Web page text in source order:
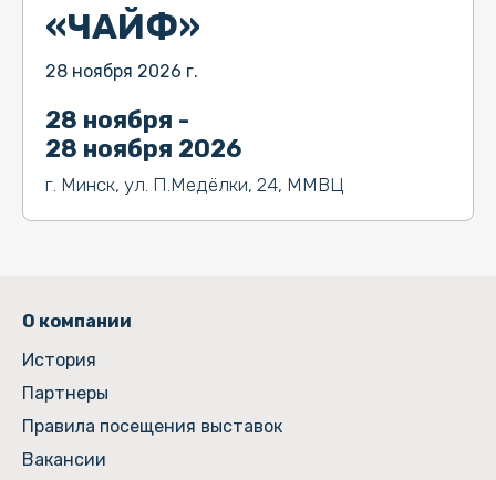
28 ноября -
28 ноября 2026
г. Минск, ул. П.Медёлки, 24, ММВЦ
«ЧАЙФ»
28 ноября 2026 г.
О компании
История
Партнеры
Правила посещения выставок
Вакансии